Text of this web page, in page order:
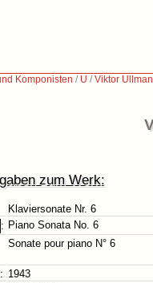
Komponisten / U /Viktor
zum Werk:
Klaviersonate Nr. 6
: Piano Sonata No. 6
Sonate pour piano N° 6
1943